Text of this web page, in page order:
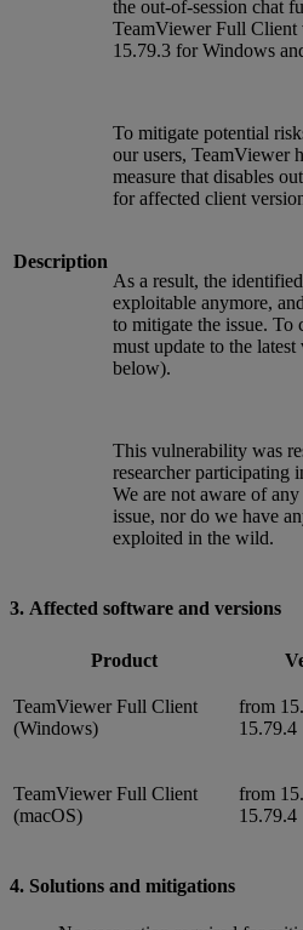
Description
the out-of-session chat
TeamViewer Full Client
15.79.3 for Windows
To mitigate potential
our users, TeamViewer
measure that disables
for affected client
As a result, the
exploitable anymore,
to mitigate the issue. To
must update to the
below).
This vulnerability was
researcher participating
We are not aware of
issue, nor do we have
exploited in the wild.
3. Affected software and versions
Product
TeamViewer Full Client
(Windows)
from
15.79.4
TeamViewer Full Client
(macOS)
from
15.79.4
4. Solutions and mitigations